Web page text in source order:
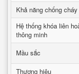
Khả năng chống cháy
Hệ thống khóa liên
thông minh
Mầu sắc
Thương hiệu